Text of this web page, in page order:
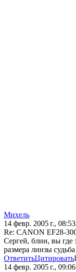
Михель
14 февр. 2005 г.,
Re: CANON EF28-
Сергей, блин, вы где
размера линзы
ОтветитьЦитировать
14 февр. 2005 г.,